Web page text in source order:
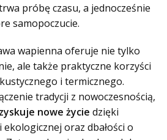
próbę czasu, a jednocześnie
samopoczucie.
wapienna oferuje nie tylko
ale także praktyczne korzyści
i termicznego.
tradycji z nowoczesnością,
nowe życie dzięki
oraz dbałości o